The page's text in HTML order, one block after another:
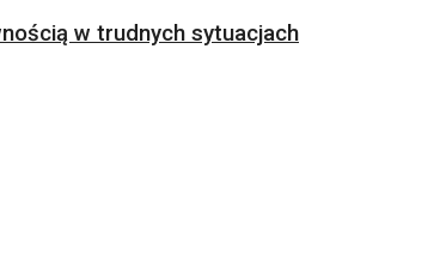
w trudnych sytuacjach